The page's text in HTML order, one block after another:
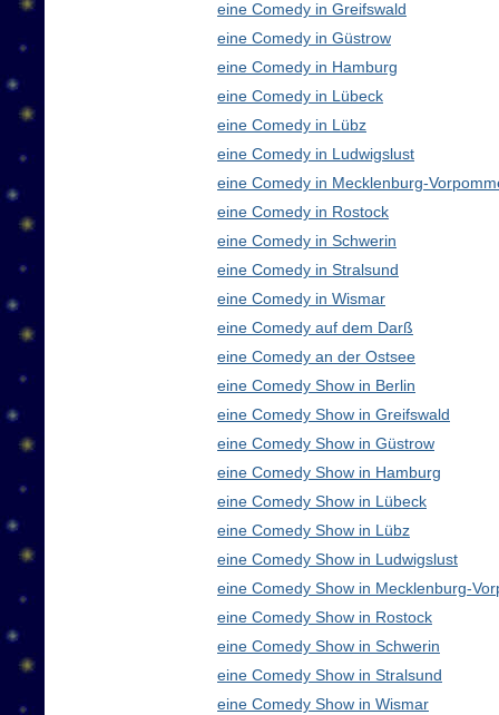
eine Comedy in Greifswald
eine Comedy in Güstrow
eine Comedy in Hamburg
eine Comedy in Lübeck
eine Comedy in Lübz
eine Comedy in Ludwigslust
eine Comedy in Mecklenburg-
eine Comedy in Rostock
eine Comedy in Schwerin
eine Comedy in Stralsund
eine Comedy in Wismar
eine Comedy auf dem Darß
eine Comedy an der Ostsee
eine Comedy Show in Berlin
eine Comedy Show in Greifswald
eine Comedy Show in Güstrow
eine Comedy Show in Hamburg
eine Comedy Show in Lübeck
eine Comedy Show in Lübz
eine Comedy Show in Ludwigslust
eine Comedy Show in Mecklenburg-
eine Comedy Show in Rostock
eine Comedy Show in Schwerin
eine Comedy Show in Stralsund
eine Comedy Show in Wismar